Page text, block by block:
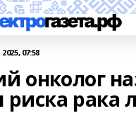
07:58
онколог
рака